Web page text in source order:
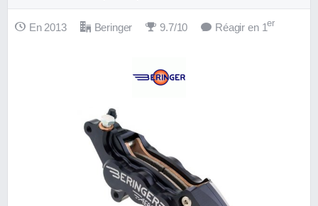
En 2013 Beringer 9.7/10 Réagir en 1er